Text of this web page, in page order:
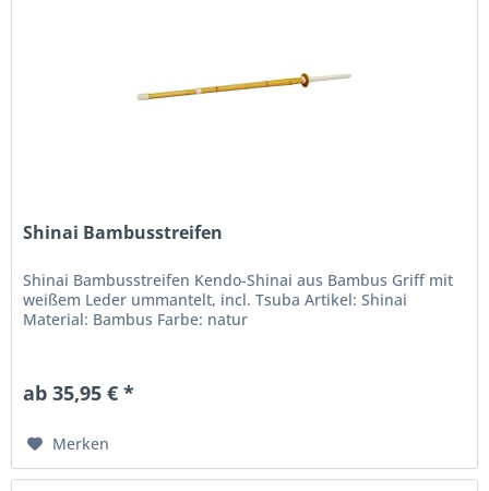
Shinai Bambusstreifen
Shinai Bambusstreifen Kendo-Shinai aus Bambus Griff mit
weißem Leder ummantelt, incl. Tsuba Artikel: Shinai
Material: Bambus Farbe: natur
ab 35,95 € *
Merken